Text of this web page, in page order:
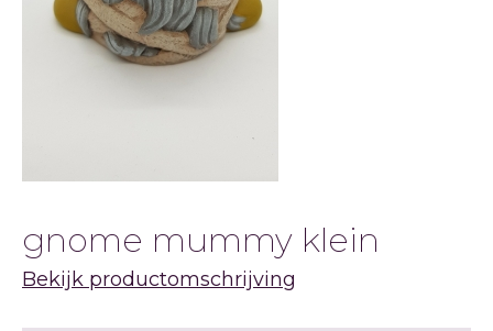
gnome mummy klein
Bekijk productomschrijving